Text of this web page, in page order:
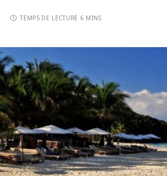
TEMPS DE LECTURE 6 MINS